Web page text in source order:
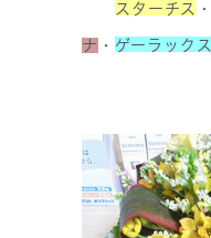
スターチス ・
ナ ・ ゲーラックス